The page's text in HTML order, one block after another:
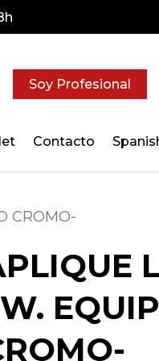
Soy Profesional
Contacto
CROMO-
electrónico no será
Correo